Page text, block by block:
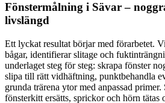
Fönstermålning i Sävar –
livslängd
Ett lyckat resultat börjar med förarbetet.
bågar, identifierar slitage och
underlaget steg för steg: skrapa fönster
slipa till rätt vidhäftning, punktbehandla
grunda trärena ytor med anpassad
fönsterkitt ersätts, sprickor och hörn tätas